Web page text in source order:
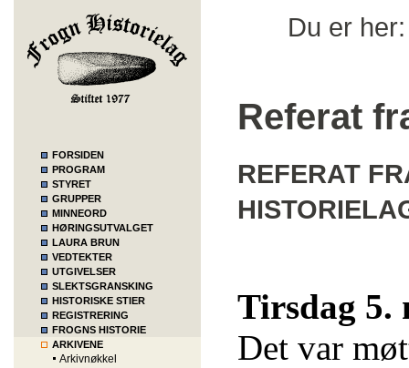
FORSIDEN
PROGRAM
STYRET
GRUPPER
MINNEORD
HØRINGSUTVALGET
LAURA BRUN
VEDTEKTER
UTGIVELSER
SLEKTSGRANSKING
HISTORISKE STIER
REGISTRERING
FROGNS HISTORIE
ARKIVENE
Arkivnøkkel
Du er
Referat
REFERAT
Tirsdag 5.
Det var